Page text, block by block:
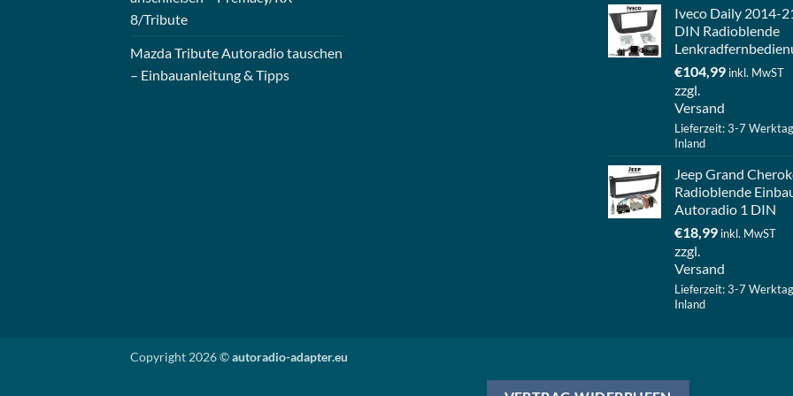
8/Tribute
Mazda Tribute Autoradio tauschen
– Einbauanleitung & Tipps
Iveco Daily 2014-
DIN Radioblende
€104,99 inkl. MwST
zzgl.
Versand
Lieferzeit: 3-7
Inland
Jeep Grand
Radioblende
Autoradio 1 DIN
€18,99 inkl. MwST
zzgl.
Versand
Lieferzeit: 3-7
Inland
Copyright 2026 ©autoradio-adapter.eu